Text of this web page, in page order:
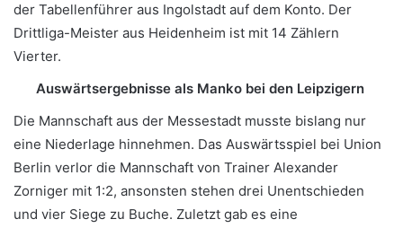
der Tabellenführer aus Ingolstadt auf dem Konto. Der
Drittliga-Meister aus Heidenheim ist mit 14 Zählern
Vierter.
Auswärtsergebnisse als Manko bei den Leipzigern
Die Mannschaft aus der Messestadt musste bislang nur
eine Niederlage hinnehmen. Das Auswärtsspiel bei Union
Berlin verlor die Mannschaft von Trainer Alexander
Zorniger mit 1:2, ansonsten stehen drei Unentschieden
und vier Siege zu Buche. Zuletzt gab es eine